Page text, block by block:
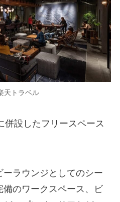
天トラベル
併設したフリースペース
ラウンジとしてのシー
のワークスペース、ビ